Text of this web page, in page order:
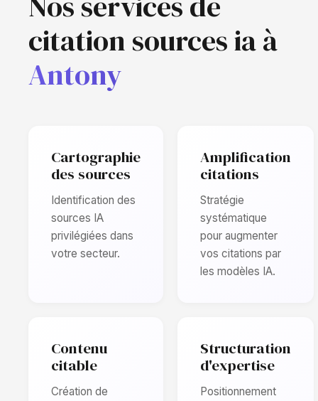
citation sources ia à
Antony
Cartographie
des sources
Identification des
sources IA
privilégiées dans
votre secteur.
Amplification
citations
Stratégie
systématique
pour augmenter
vos citations par
les modèles IA.
Contenu
citable
Création de
Structuration
d'expertise
Positionnement